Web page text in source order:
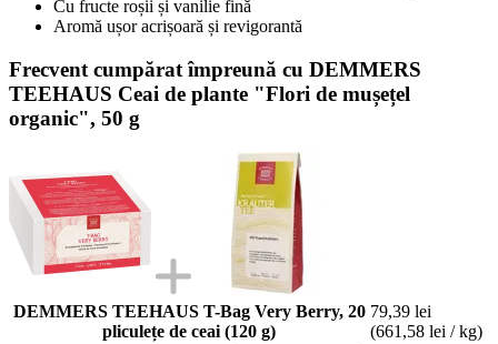
Cu fructe roșii și vanilie fină
Aromă ușor acrișoară și revigorantă
Frecvent cumpărat împreună cu DEMMERS
TEEHAUS Ceai de plante "Flori de mușețel
organic", 50 g
DEMMERS TEEHAUS T-Bag Very Berry, 20
pliculețe de ceai (120 g)
79,39 lei
(661,58 lei / kg)